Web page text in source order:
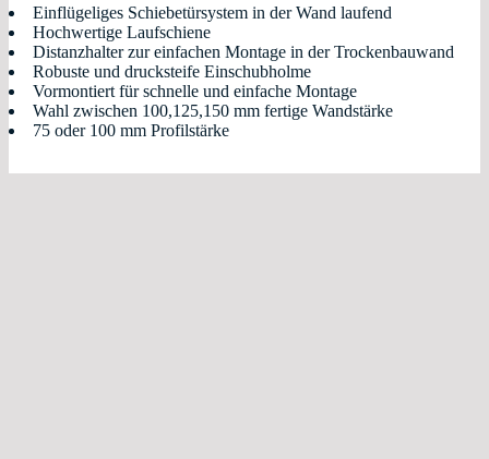
Einflügeliges Schiebetürsystem in der Wand laufend
Hochwertige Laufschiene
Distanzhalter zur einfachen Montage in der Trockenbauwand
Robuste und drucksteife Einschubholme
Vormontiert für schnelle und einfache Montage
Wahl zwischen 100,125,150 mm fertige Wandstärke
75 oder 100 mm Profilstärke